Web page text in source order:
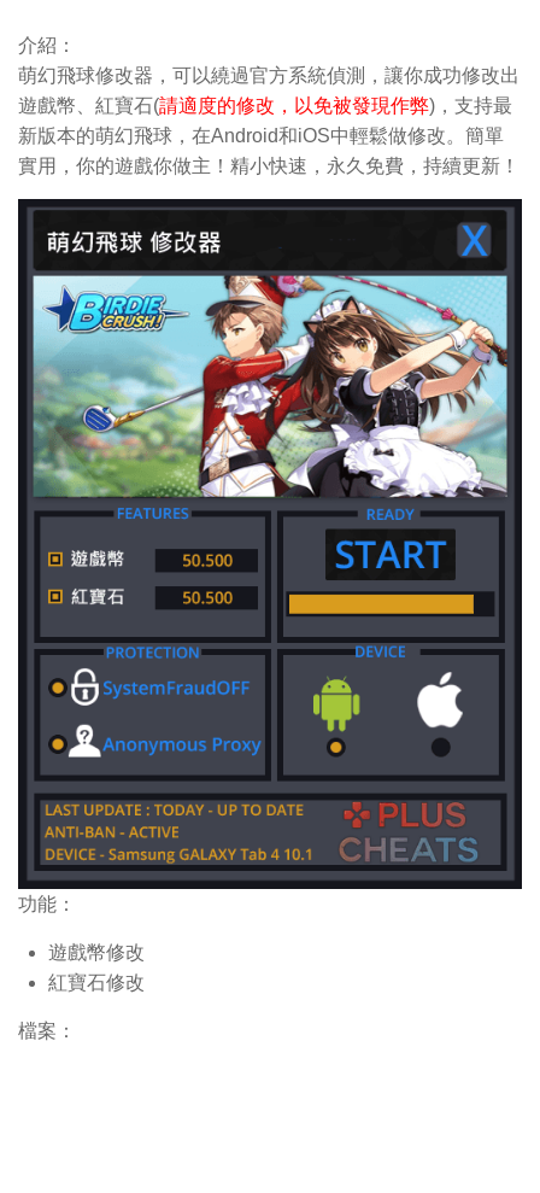
介紹：
萌幻飛球修改器，可以繞過官方系統偵測，讓你成功修改出
遊戲幣、紅寶石(請適度的修改，以免被發現作弊)，支持最
新版本的萌幻飛球，在Android和iOS中輕鬆做修改。簡單
實用，你的遊戲你做主！精小快速，永久免費，持續更新！
功能：
遊戲幣修改
紅寶石修改
檔案：